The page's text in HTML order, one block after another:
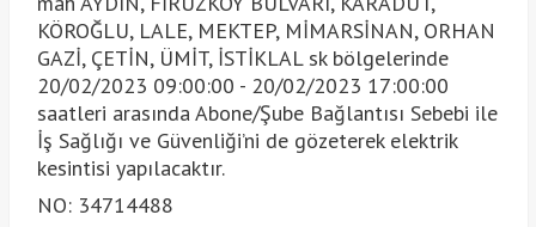
KÖROĞLU, LALE, MEKTEP, MİMARSİNAN, ORHAN
GAZİ, ÇETİN, ÜMİT, İSTİKLAL sk bölgelerinde
20/02/2023 09:00:00 - 20/02/2023 17:00:00
saatleri arasında Abone/Şube Bağlantısı Sebebi ile
İş Sağlığı ve Güvenliği’ni de gözeterek elektrik
kesintisi yapılacaktır.
NO: 34714488